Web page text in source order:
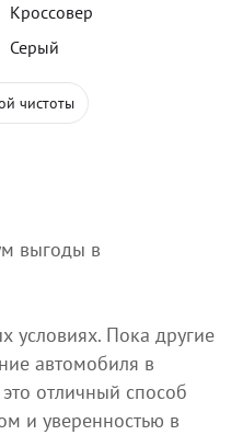
Кроссовер
Серый
чистоты
выгоды в
условиях. Пока другие
автомобиля в
отличный способ
и уверенностью в